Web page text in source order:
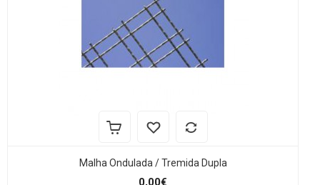
Malha Ondulada / Tremida Dupla
0,00€